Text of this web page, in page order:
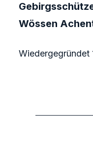
Wössen
Wiedergegründet